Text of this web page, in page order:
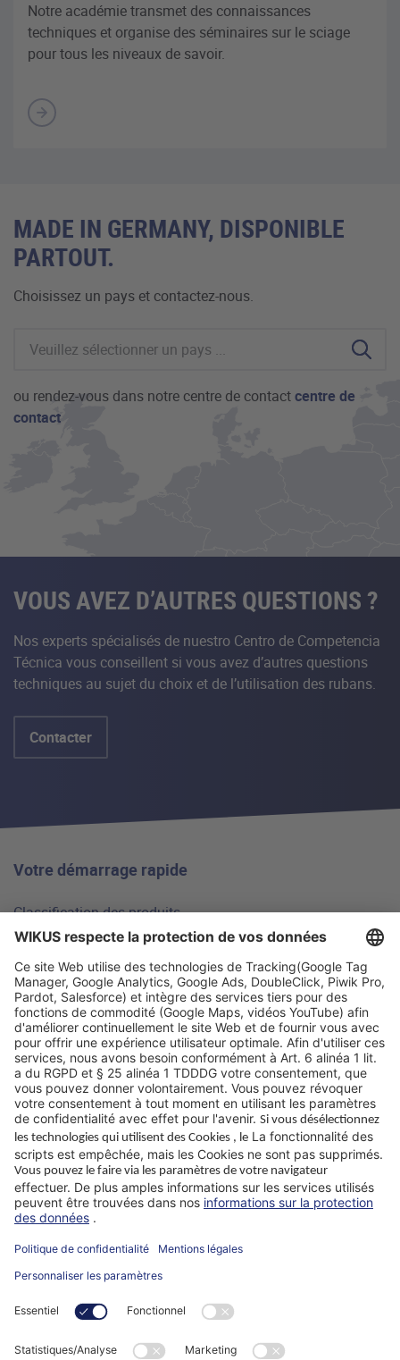
Notre académie transmet des connaissances
techniques et organise des séminaires sur le sciage
pour tous les niveaux de savoir.
MADE IN GERMANY, DISPONIBLE
PARTOUT.
Choisissez un pays et contactez-nous.
ou rendez-vous dans notre centre de contactcentre de
contact
VOUS AVEZ D’AUTRES QUESTIONS ?
Nos experts spécialisés de nuestro Centro de Competencia
Técnica vous conseillent si vous avez d’autres questions
techniques au sujet du choix et de l’utilisation des rubans.
Contacter
Votre démarrage rapide
Classification des produits
Sélecteur de lame
Bases techniques
FAQ
Sites
Pourquoi WIKUS
Guide technique
Société